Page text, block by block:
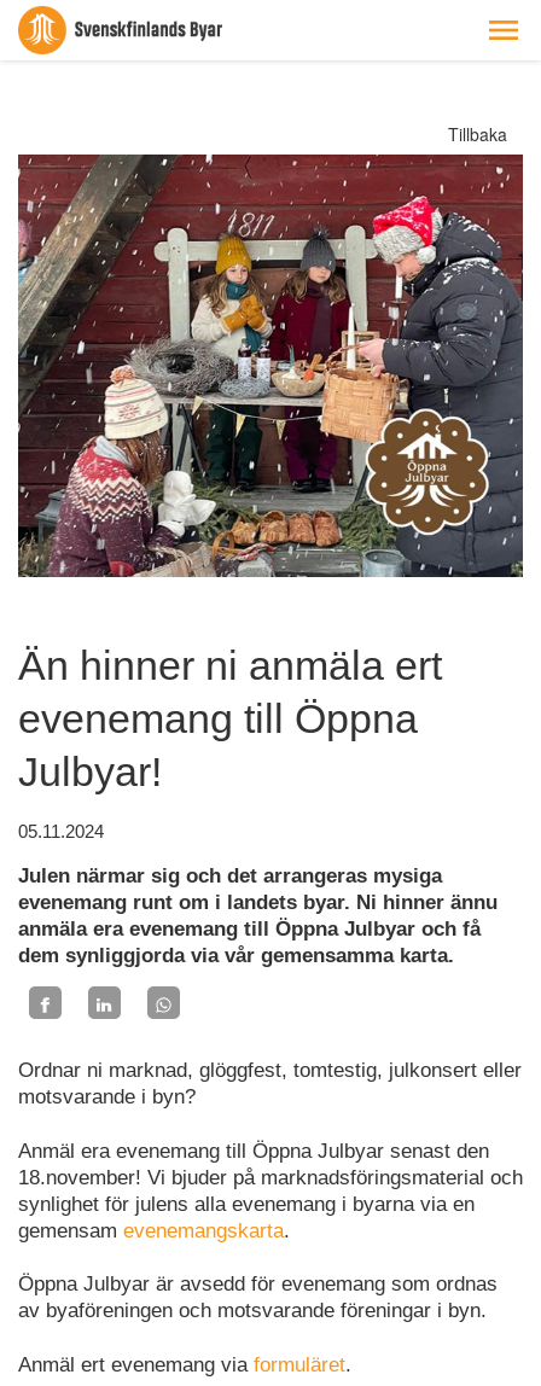
Tillbaka
Än hinner ni anmäla ert
evenemang till Öppna
Julbyar!
05.11.2024
Julen närmar sig och det arrangeras mysiga
evenemang runt om i landets byar. Ni hinner ännu
anmäla era evenemang till Öppna Julbyar och få
dem synliggjorda via vår gemensamma karta.
Ordnar ni marknad, glöggfest, tomtestig, julkonsert eller
motsvarande i byn?
Anmäl era evenemang till Öppna Julbyar senast den
18.november! Vi bjuder på marknadsföringsmaterial och
synlighet för julens alla evenemang i byarna via en
gemensam evenemangskarta.
Öppna Julbyar är avsedd för evenemang som ordnas
av byaföreningen och motsvarande föreningar i byn.
Anmäl ert evenemang via formuläret.